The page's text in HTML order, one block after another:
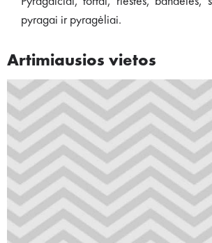
pyragai ir pyragėliai.
Artimiausios vietos